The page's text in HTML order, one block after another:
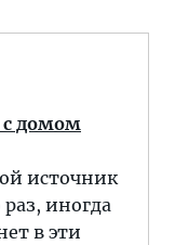
с домом
источник
иногда
в эти